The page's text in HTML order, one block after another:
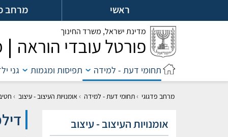
אל
ראשי מרחב
מדינת ישראל, משרד החינוך
פורטל עובדי הוראה
תחומי דעת - למידה תפיסות ומגמות גני
מרחב פדגוגי ›תחומי דעת - למידה › אומנויות העיצוב - עיצוב ›
אומנויות העיצוב - עיצוב